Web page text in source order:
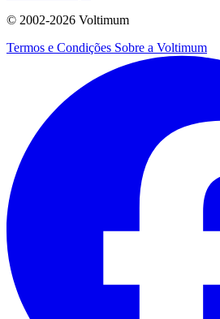
© 2002-2026 Voltimum
Termos e Condições Sobre a Voltimum